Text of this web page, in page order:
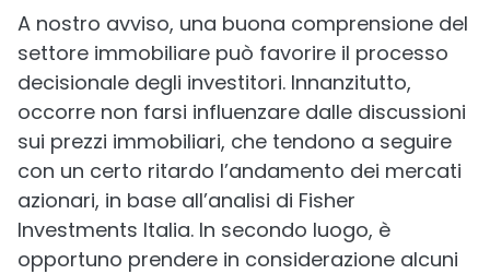
A nostro avviso, una buona comprensione del
settore immobiliare può favorire il processo
decisionale degli investitori. Innanzitutto,
occorre non farsi influenzare dalle discussioni
sui prezzi immobiliari, che tendono a seguire
con un certo ritardo l’andamento dei mercati
azionari, in base all’analisi di Fisher
Investments Italia. In secondo luogo, è
opportuno prendere in considerazione alcuni